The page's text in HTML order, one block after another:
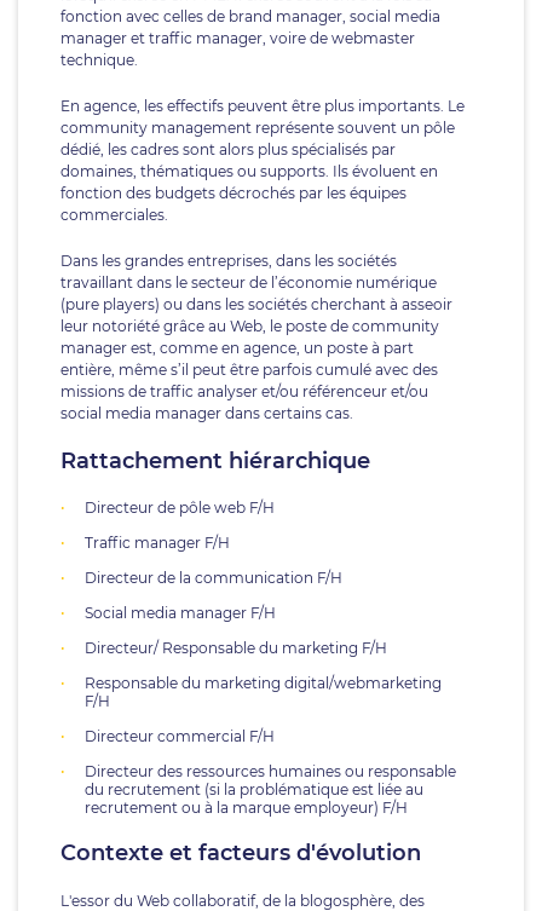
fonction avec celles de brand manager, social media
manager et traffic manager, voire de webmaster
technique.
En agence, les effectifs peuvent être plus importants. Le
community management représente souvent un pôle
dédié, les cadres sont alors plus spécialisés par
domaines, thématiques ou supports. Ils évoluent en
fonction des budgets décrochés par les équipes
commerciales.
Dans les grandes entreprises, dans les sociétés
travaillant dans le secteur de l’économie numérique
(pure players) ou dans les sociétés cherchant à asseoir
leur notoriété grâce au Web, le poste de community
manager est, comme en agence, un poste à part
entière, même s’il peut être parfois cumulé avec des
missions de traffic analyser et/ou référenceur et/ou
social media manager dans certains cas.
Rattachement hiérarchique
Directeur de pôle web F/H
Traffic manager F/H
Directeur de la communication F/H
Social media manager F/H
Directeur/ Responsable du marketing F/H
Responsable du marketing digital/webmarketing
F/H
Directeur commercial F/H
Directeur des ressources humaines ou responsable
du recrutement (si la problématique est liée au
recrutement ou à la marque employeur) F/H
Contexte et facteurs d'évolution
L'essor du Web collaboratif, de la blogosphère, des